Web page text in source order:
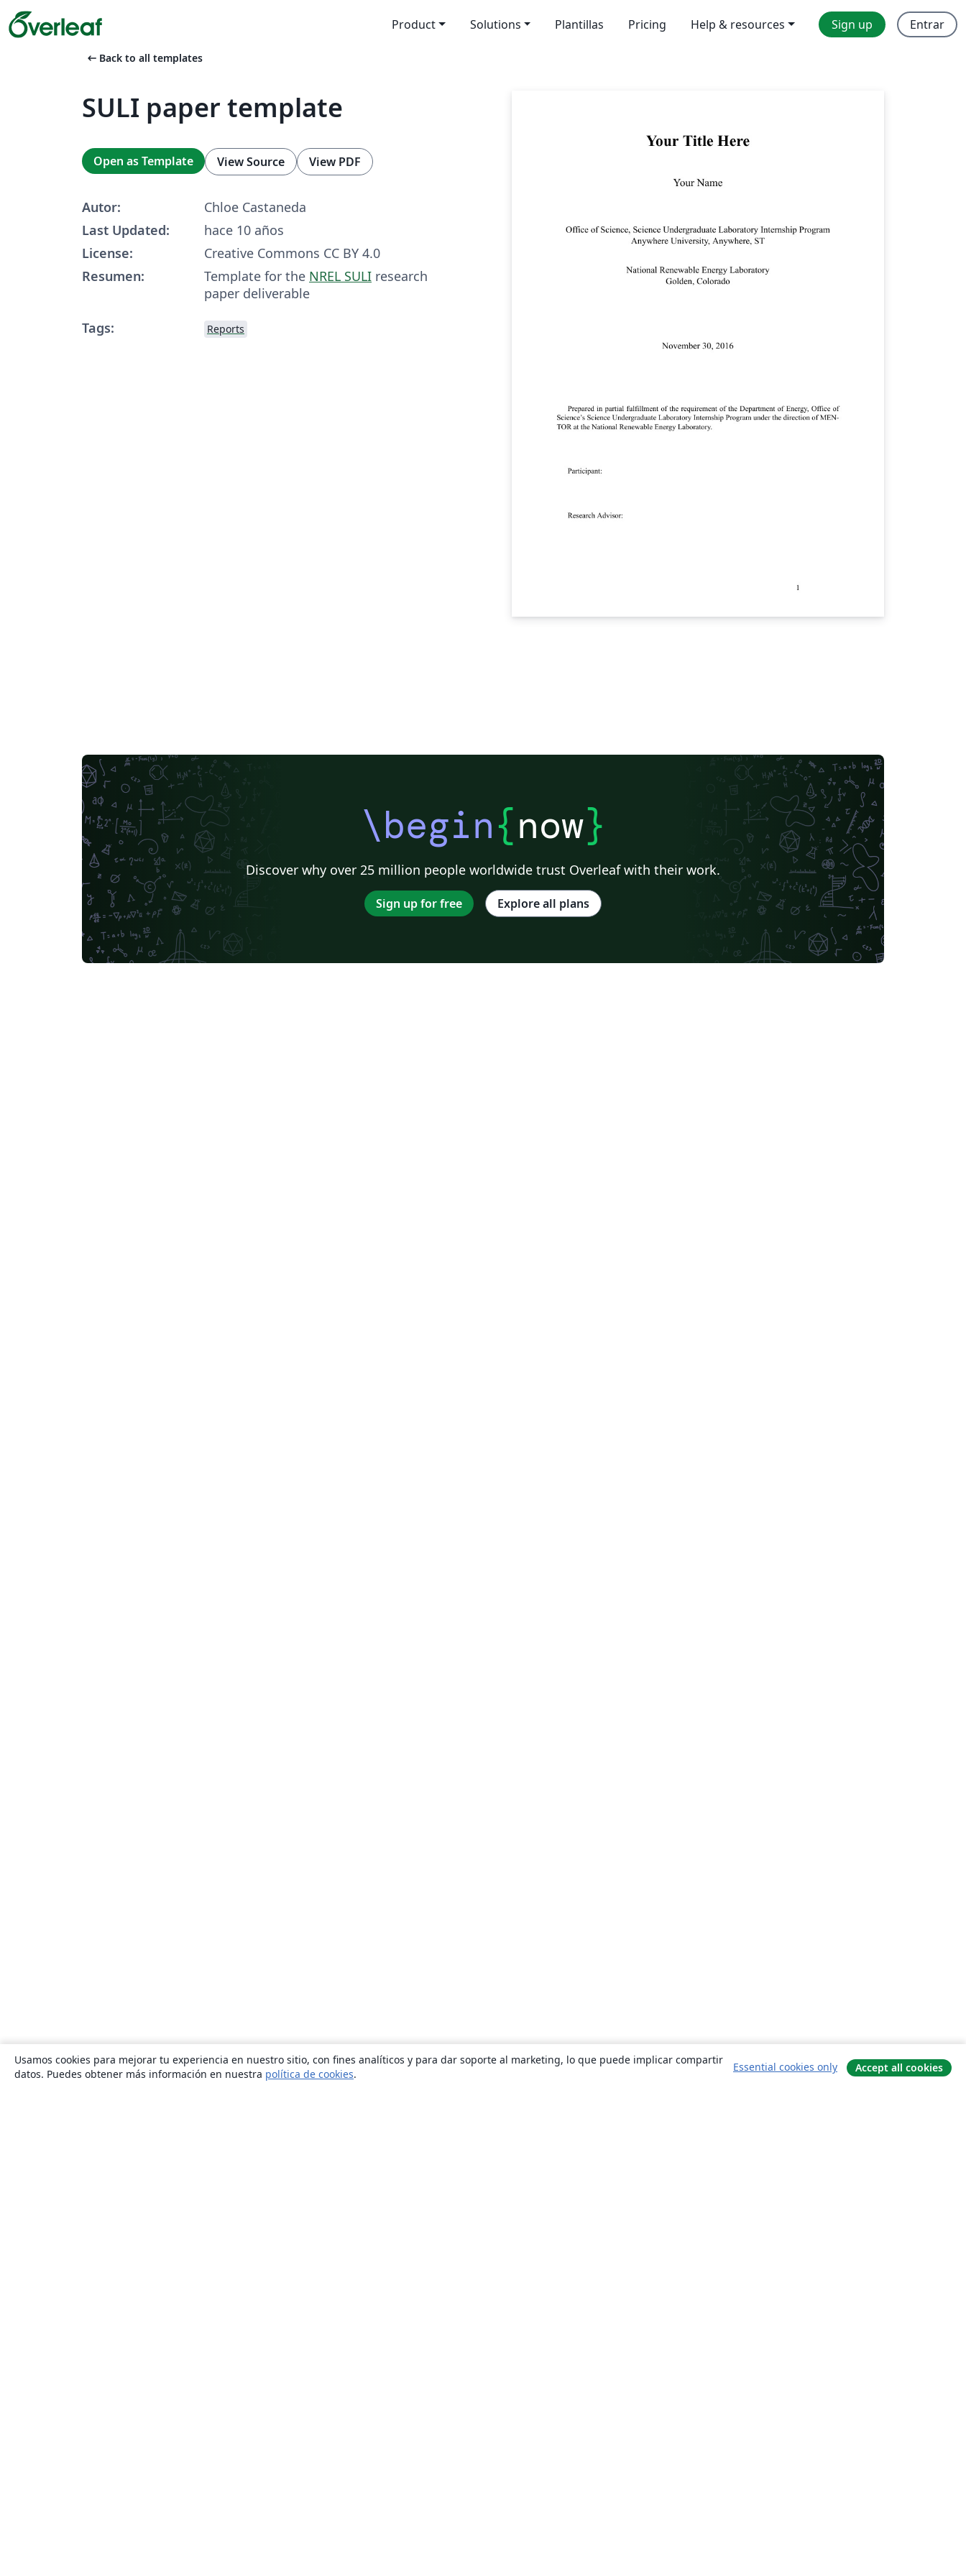
Product Solutions Plantillas Pricing Help & resources Sign up Entrar
arrow_left_alt Back to all templates
SULI paper template
Open as Template View Source View PDF
Autor:
Chloe Castaneda
Last Updated:
hace 10 años
License:
Creative Commons CC BY 4.0
Resumen:
Template for the NREL SULI research
paper deliverable
Tags:
Reports
\begin{now}
Discover why over 25 million people worldwide trust Overleaf with their work.
Sign up for free Explore all plans
Usamos cookies para mejorar tu experiencia en nuestro sitio, con fines analíticos y para dar soporte al marketing, lo que puede implicar compartir
datos. Puedes obtener más información en nuestra política de cookies.
Essential cookies only Accept all cookies